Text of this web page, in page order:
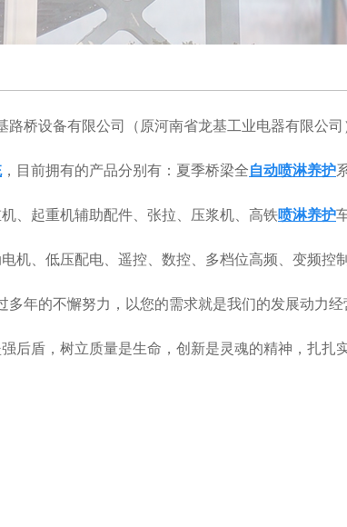
路桥设备有限公司（原河南省龙基工业电器有限公
，目前拥有的产品分别有：夏季桥梁全自动喷淋养护
、起重机辅助配件、张拉、压浆机、高铁喷淋养护
机、低压配电、遥控、数控、多档位高频、变频控制
多年的不懈努力，以您的需求就是我们的发展动力
后盾，树立质量是生命，创新是灵魂的精神，扎扎